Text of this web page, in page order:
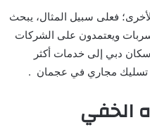
فعلى سبيل المثال، يبحث
ويعتمدون على الشركات
دبي إلى خدمات أكثر
تسليك مجاري في عجمان .
الخفي